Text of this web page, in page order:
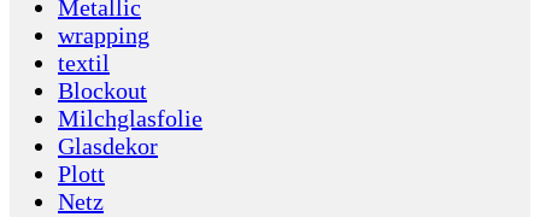
Metallic
wrapping
textil
Blockout
Milchglasfolie
Glasdekor
Plott
Netz